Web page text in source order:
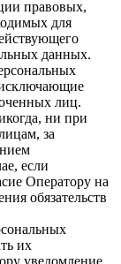
правовых,
для
данных.
лиц.
ни при
за
если
Оператору на
обязательств
их